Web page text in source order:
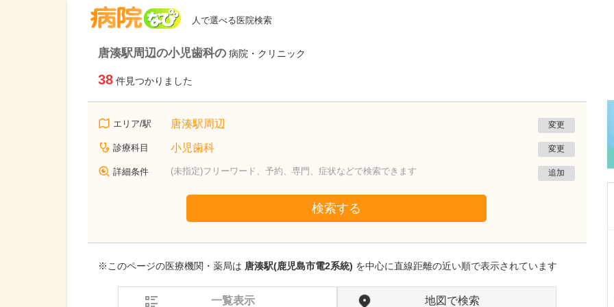
人で選べる医院検索
唐湊駅周辺の小児歯科の 病院・クリニック
38 件見つかりました
エリア/駅 唐湊駅周辺 変更
診療科目 小児歯科 変更
詳細条件 (未指定)フリーワード、予約、専門、症状などで検索できます 追加
検索する
※このページの医療機関・薬局は 唐湊駅(鹿児島市電2系統) を中心に直線距離の近い順で表示されています
一覧表示 地図で検索
神奈川県横浜市港北区
さかきばら耳鼻咽喉科
こちらのクリニックでは、どのような患者さん